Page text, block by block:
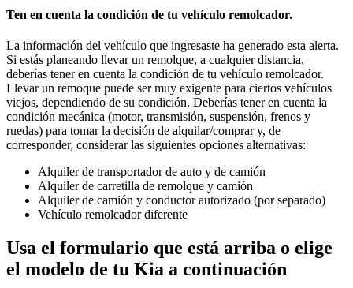
Ten en cuenta la condición de tu vehículo remolcador.
La información del vehículo que ingresaste ha generado esta alerta.
Si estás planeando llevar un remolque, a cualquier distancia,
deberías tener en cuenta la condición de tu vehículo remolcador.
Llevar un remoque puede ser muy exigente para ciertos vehículos
viejos, dependiendo de su condición. Deberías tener en cuenta la
condición mecánica (motor, transmisión, suspensión, frenos y
ruedas) para tomar la decisión de alquilar/comprar y, de
corresponder, considerar las siguientes opciones alternativas:
Alquiler de transportador de auto y de camión
Alquiler de carretilla de remolque y camión
Alquiler de camión y conductor autorizado (por separado)
Vehículo remolcador diferente
Usa el formulario que está arriba o elige
el modelo de tu Kia a continuación